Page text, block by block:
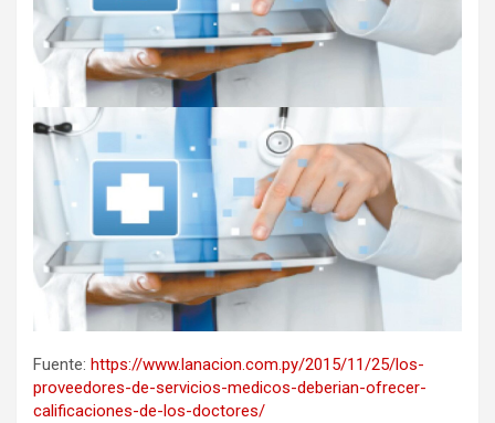
Fuente: https://www.lanacion.com.py/2015/11/25/los-
proveedores-de-servicios-medicos-deberian-ofrecer-
calificaciones-de-los-doctores/